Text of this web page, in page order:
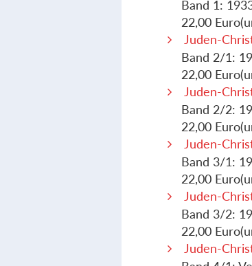
Band 1:
22,00
Juden-
Band 2/1:
22,00
Juden-
Band 2/2:
22,00
Juden-
Band 3/1:
22,00
Juden-
Band 3/2:
22,00
Juden-